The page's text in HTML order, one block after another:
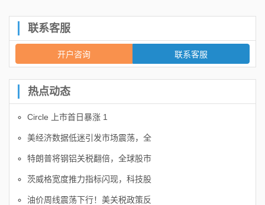
联系客服
开户咨询 联系客服
热点动态
Circle 上市首日暴涨 1
美经济数据低迷引发市场震荡，全
特朗普将钢铝关税翻倍，全球股市
茨威格宽度推力指标闪现，科技股
油价周线震荡下行！美关税政策反